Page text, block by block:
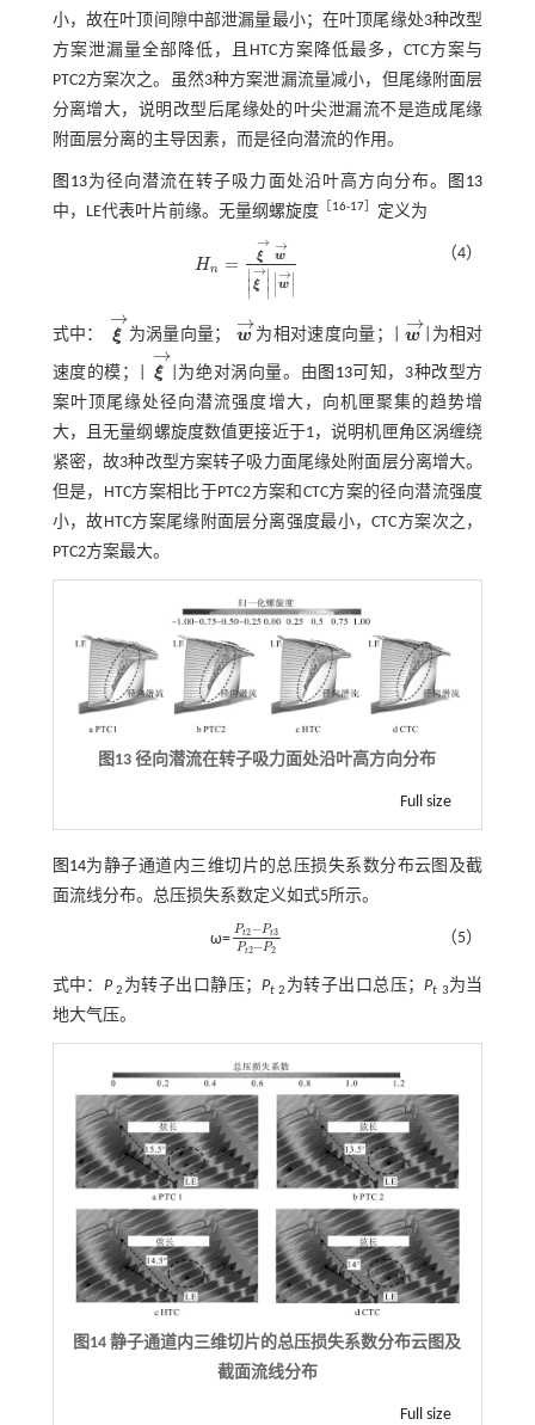
小，故在叶顶间隙中部泄漏量最小；在叶顶尾缘处3种改型
方案泄漏量全部降低，且HTC方案降低最多，CTC方案与
PTC2方案次之。虽然3种方案泄漏流量减小，但尾缘附面层
分离增大，说明改型后尾缘处的叶尖泄漏流不是造成尾缘
附面层分离的主导因素，而是径向潜流的作用。
图13为径向潜流在转子吸力面处沿叶高方向分布。
图13
中，LE代表叶片前缘。无量纲螺旋度［ 16-17］ 定义为
Hn = ξ
→
w
→
∣
∣
∣ ξ
→∣
∣
∣ ∣
∣ w
→∣
∣
Hn= ξ→ w→ξ→
（4）
式中： ξ
→
ξ→ 为涡量向量； w
→
w→为相对速度向量；| w
→
w→ |为相对
速度的模；| ξ
→
ξ→ |为绝对涡向量。由 图13可知，3种改型方
案叶顶尾缘处径向潜流强度增大，向机匣聚集的趋势增
大，且无量纲螺旋度数值更接近于1，说明机匣角区涡缠绕
紧密，故3种改型方案转子吸力面尾缘处附面层分离增大。
但是，HTC方案相比于PTC2方案和CTC方案的径向潜流强度
小，故HTC方案尾缘附面层分离强度最小，CTC方案次之，
PTC2方案最大。
图13 径向潜流在转子吸力面处沿叶高方向分布
Full size
图14为静子通道内三维切片的总压损失系数分布云图及截
面流线分布。总压损失系数定义如式5所示。
ω=
Pt2 −Pt3
Pt2−P2
Pt2-Pt3 （5）
式中： P 2 为转子出口静压；Pt 2 为转子出口总压；Pt 3为当
地大气压。
图14 静子通道内三维切片的总压损失系数分布云图及
截面流线分布
Full size